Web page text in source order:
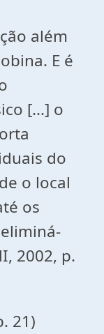
além
E é
[...] o
do
o local
os
2002, p.
21)